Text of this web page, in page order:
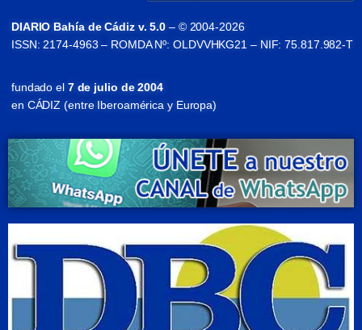
DIARIO Bahía de Cádiz v. 5.0 – © 2004-2026
ISSN: 2174-4963 – ROMDA Nº: OLDVVHKG21 – NIF: 75.817.982-T
fundado el7 de julio de 2004
en CÁDIZ (entre Iberoamérica y Europa)